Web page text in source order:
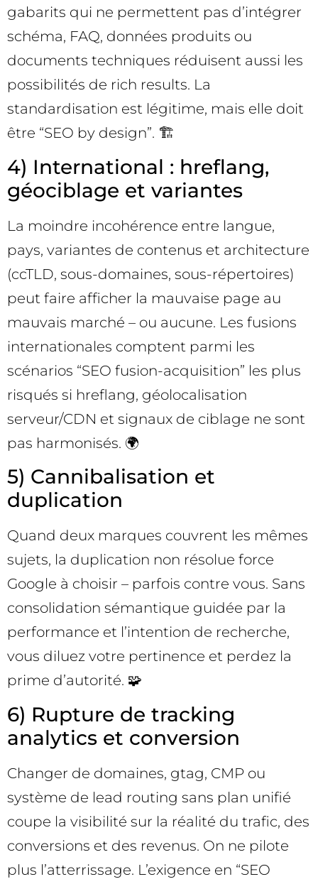
gabarits qui ne permettent pas d’intégrer
schéma, FAQ, données produits ou
documents techniques réduisent aussi les
possibilités de rich results. La
standardisation est légitime, mais elle doit
être “SEO by design”. 🏗️
4) International : hreflang,
géociblage et variantes
La moindre incohérence entre langue,
pays, variantes de contenus et architecture
(ccTLD, sous-domaines, sous-répertoires)
peut faire afficher la mauvaise page au
mauvais marché – ou aucune. Les fusions
internationales comptent parmi les
scénarios “SEO fusion-acquisition” les plus
risqués si hreflang, géolocalisation
serveur/CDN et signaux de ciblage ne sont
pas harmonisés. 🌍
5) Cannibalisation et
duplication
Quand deux marques couvrent les mêmes
sujets, la duplication non résolue force
Google à choisir – parfois contre vous. Sans
consolidation sémantique guidée par la
performance et l’intention de recherche,
vous diluez votre pertinence et perdez la
prime d’autorité. 🧩
6) Rupture de tracking
analytics et conversion
Changer de domaines, gtag, CMP ou
système de lead routing sans plan unifié
coupe la visibilité sur la réalité du trafic, des
conversions et des revenus. On ne pilote
plus l’atterrissage. L’exigence en “SEO